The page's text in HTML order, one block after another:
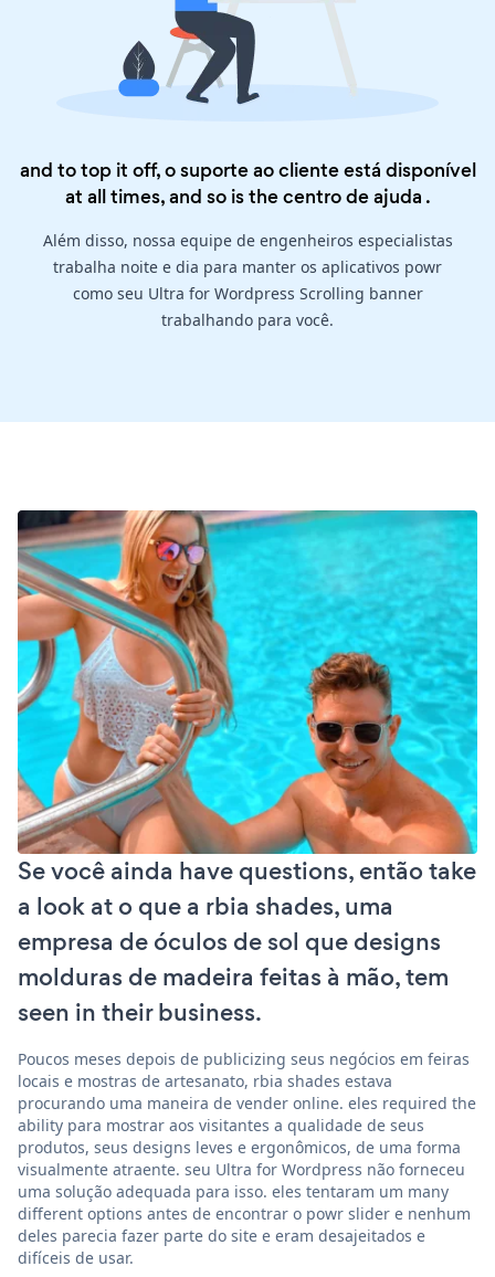
and to top it off, o suporte ao cliente está disponível
at all times, and so is thecentro de ajuda .
Além disso, nossa equipe de engenheiros especialistas
trabalha noite e dia para manter os aplicativos powr
como seu Ultra for Wordpress Scrolling banner
trabalhando para você.
Se você ainda have questions, então take
a look at o que a rbia shades, uma
empresa de óculos de sol que designs
molduras de madeira feitas à mão, tem
seen in their business.
Poucos meses depois de publicizing seus negócios em feiras
locais e mostras de artesanato, rbia shades estava
procurando uma maneira de vender online. eles required the
ability para mostrar aos visitantes a qualidade de seus
produtos, seus designs leves e ergonômicos, de uma forma
visualmente atraente. seu Ultra for Wordpress não forneceu
uma solução adequada para isso. eles tentaram um many
different options antes de encontrar o powr slider e nenhum
deles parecia fazer parte do site e eram desajeitados e
difíceis de usar.